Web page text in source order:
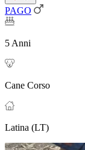
PAGO
5 Anni
Cane Corso
Latina (LT)